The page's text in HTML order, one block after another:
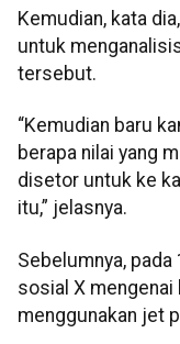
Kemudian, kata
untuk
tersebut.
“Kemudian baru
berapa nilai yang
disetor untuk ke
itu,” jelasnya.
Sebelumnya,
sosial X mengenai
menggunakan jet